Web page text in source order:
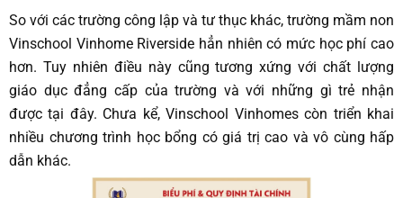
So với các trường công lập và tư thục khác, trường mầm non
Vinschool Vinhome Riverside hẳn nhiên có mức học phí cao
hơn. Tuy nhiên điều này cũng tương xứng với chất lượng
giáo dục đẳng cấp của trường và với những gì trẻ nhận
được tại đây. Chưa kể, Vinschool Vinhomes còn triển khai
nhiều chương trình học bổng có giá trị cao và vô cùng hấp
dẫn khác.